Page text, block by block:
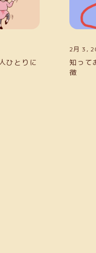
種類と特
5月
知的
合っ